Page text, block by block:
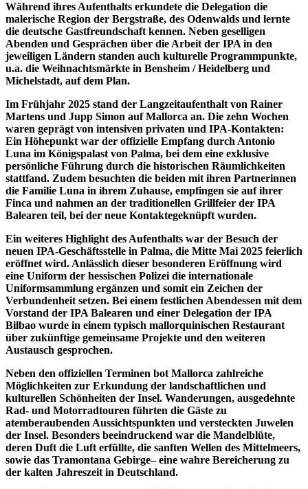
Während ihres Aufenthalts erkundete die Delegation die
malerische Region der Bergstraße, des Odenwalds und lernte
die deutsche Gastfreundschaft kennen. Neben geselligen
Abenden und Gesprächen über die Arbeit der IPA in den
jeweiligen Ländern standen auch kulturelle Programmpunkte,
u.a. die Weihnachtsmärkte in Bensheim / Heidelberg und
Michelstadt, auf dem Plan.
Im Frühjahr 2025 stand der Langzeitaufenthalt von Rainer
Martens und Jupp Simon auf Mallorca an. Die zehn Wochen
waren geprägt von intensiven privaten und IPA-Kontakten:
Ein Höhepunkt war der offizielle Empfang durch Antonio
Luna im Königspalast von Palma, bei dem eine exklusive
persönliche Führung durch die historischen Räumlichkeiten
stattfand. Zudem besuchten die beiden mit ihren Partnerinnen
die Familie Luna in ihrem Zuhause, empfingen sie auf ihrer
Finca und nahmen an der traditionellen Grillfeier der IPA
Balearen teil, bei der neue Kontaktegeknüpft wurden.
Ein weiteres Highlight des Aufenthalts war der Besuch der
neuen IPA-Geschäftsstelle in Palma, die Mitte Mai 2025 feierlich
eröffnet wird. Anlässlich dieser besonderen Eröffnung wird
eine Uniform der hessischen Polizei die internationale
Uniformsammlung ergänzen und somit ein Zeichen der
Verbundenheit setzen. Bei einem festlichen Abendessen mit dem
Vorstand der IPA Balearen und einer Delegation der IPA
Bilbao wurde in einem typisch mallorquinischen Restaurant
über zukünftige gemeinsame Projekte und den weiteren
Austausch gesprochen.
Neben den offiziellen Terminen bot Mallorca zahlreiche
Möglichkeiten zur Erkundung der landschaftlichen und
kulturellen Schönheiten der Insel. Wanderungen, ausgedehnte
Rad- und Motorradtouren führten die Gäste zu
atemberaubenden Aussichtspunkten und versteckten Juwelen
der Insel. Besonders beeindruckend war die Mandelblüte,
deren Duft die Luft erfüllte, die sanften Wellen des Mittelmeers,
sowie das Tramontana Gebirge– eine wahre Bereicherung zu
der kalten Jahreszeit in Deutschland.